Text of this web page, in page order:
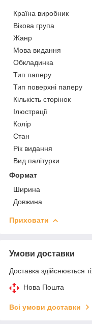
Країна виробник
Вікова група
Жанр
Мова видання
Обкладинка
Тип паперу
Тип поверхні паперу
Кількість сторінок
Ілюстрації
Колір
Стан
Рік видання
Вид палітурки
Формат
Ширина
Довжина
Приховати
Умови доставки
Доставка здійснюється
Нова Пошта
Всі умови доставки